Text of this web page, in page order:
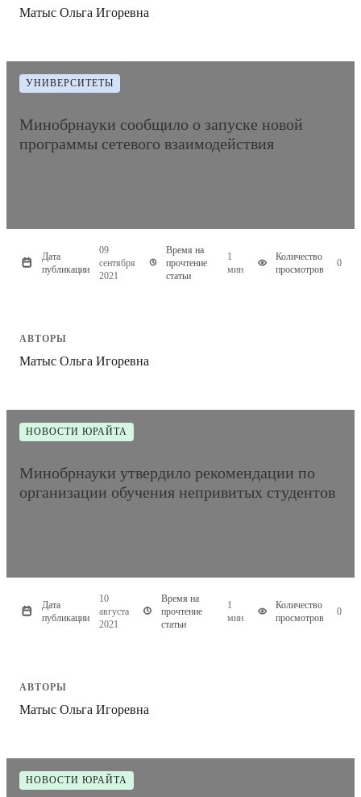
Матыс Ольга Игоревна
УНИВЕРСИТЕТЫ
Минобрнауки сообщило о запуске новой
программы сетевого взаимодействия
Дата
публикации
09
сентября
2021
Время на
прочтение
статьи
1
мин
Количество
просмотров
0
АВТОРЫ
Матыс Ольга Игоревна
НОВОСТИ ЮРАЙТА
Минобрнауки утвердило рекомендации по
организации обучения непривитых студентов
Дата
публикации
10
августа
2021
Время на
прочтение
статьи
1
мин
Количество
просмотров
0
АВТОРЫ
Матыс Ольга Игоревна
НОВОСТИ ЮРАЙТА